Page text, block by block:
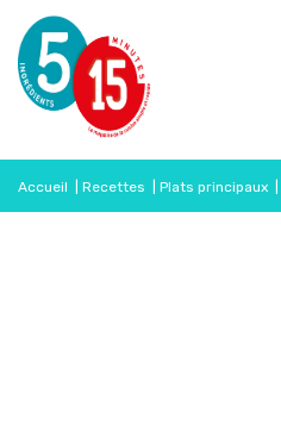
Accueil Recettes Plats principaux